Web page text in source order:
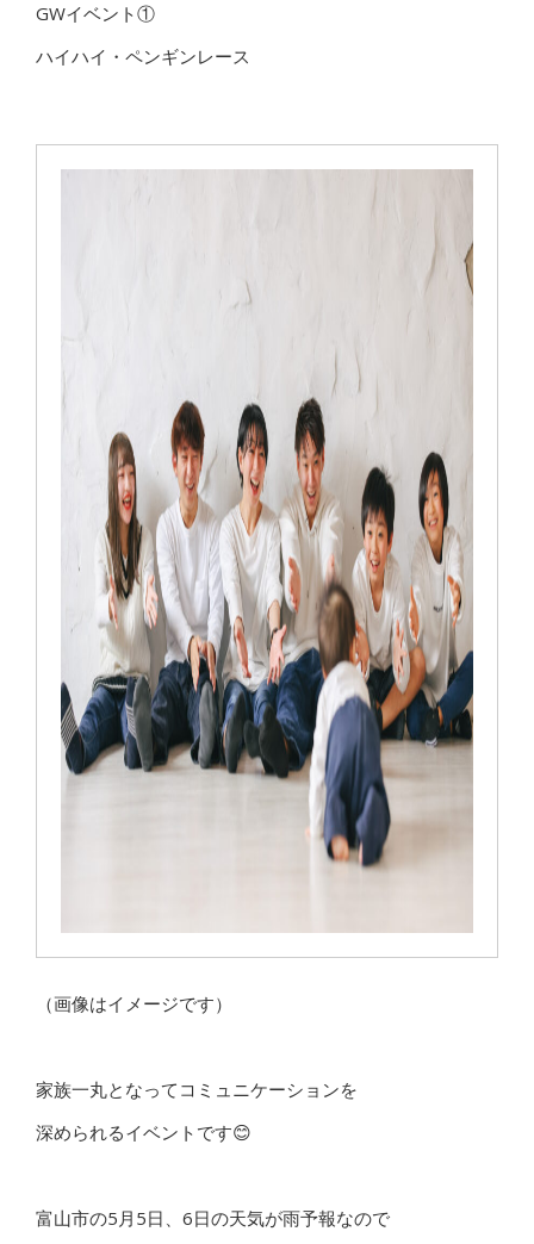
GWイベント①
ハイハイ・ペンギンレース
（画像はイメージです）
家族一丸となってコミュニケーションを
深められるイベントです😊
富山市の5月5日、6日の天気が雨予報なので